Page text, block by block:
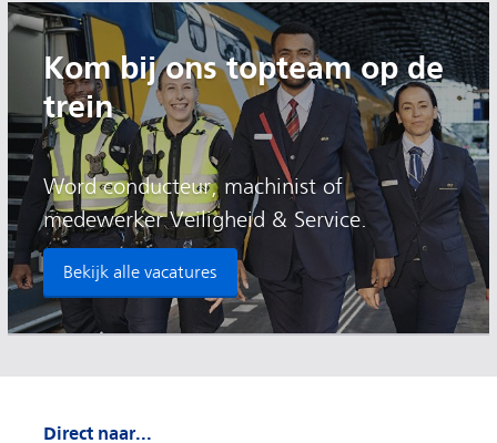
Kom bij ons topteam op de
trein
Word conducteur, machinist of
medewerker Veiligheid & Service.
Bekijk alle vacatures
Direct naar...